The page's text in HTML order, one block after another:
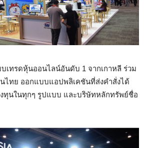
บเทรดหุ้นออนไลน์อันดับ 1 จากเกาหลี ร่วม
ไทย ออกแบบแอปพลิเคชันที่ส่งคำสั่งได้
ทุนในทุกๆ รูปแบบ และบริษัทหลักทรัพย์ชื่อ